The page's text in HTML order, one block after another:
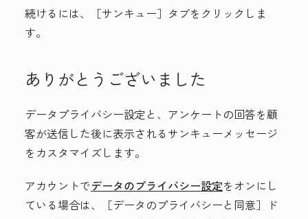
続けるには、［サンキュー］ タブをクリックしま
す。
ありがとうございました
データプライバシー設定と、アンケートの回答を顧
客が送信した後に表示されるサンキューメッセージ
をカスタマイズします。
アカウントでデータのプライバシー設定をオンにし
ている場合は、［データのプライバシーと同意］
ド